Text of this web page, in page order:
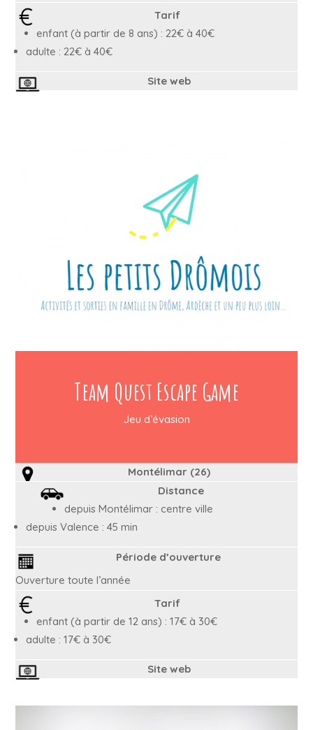
Tarif
enfant (à partir de 8 ans) : 22€ à 40€
adulte : 22€ à 40€
Site web
Team Quest Escape Game
Jeu d’évasion
Montélimar (26)
Distance
depuis Montélimar : centre ville
depuis Valence : 45 min
Période d’ouverture
Ouverture toute l’année
Tarif
enfant (à partir de 12 ans) : 17€ à 30€
adulte : 17€ à 30€
Site web